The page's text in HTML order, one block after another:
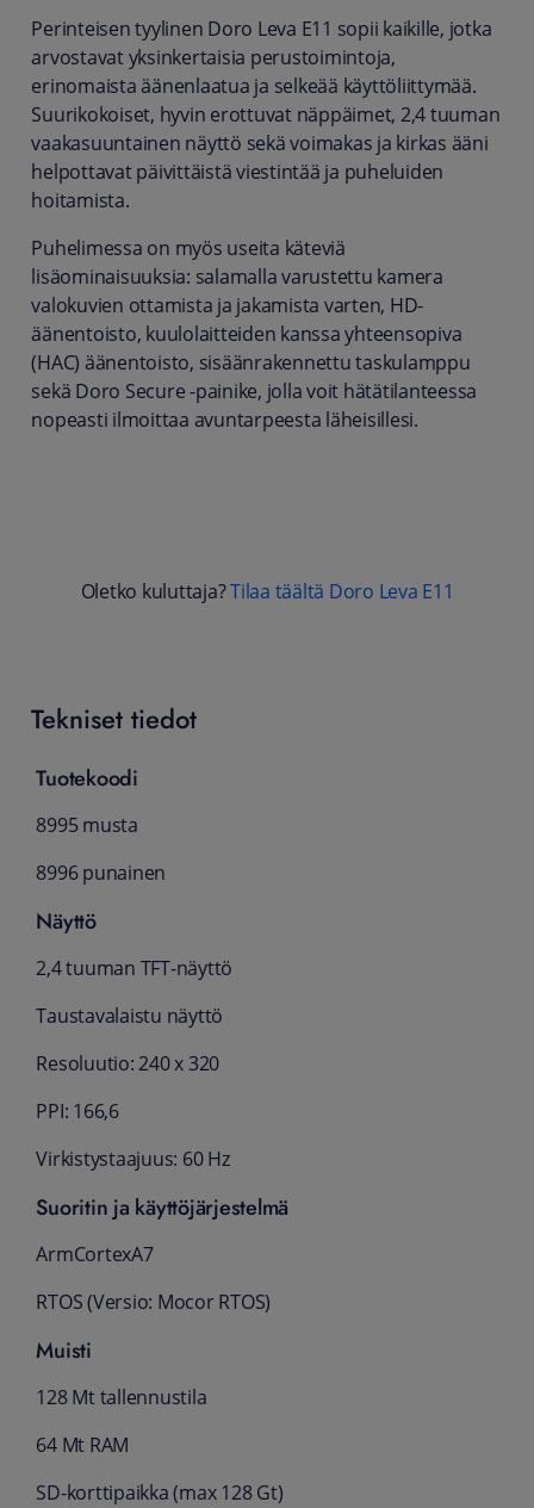
Perinteisen tyylinen Doro Leva E11 sopii kaikille, jotka
arvostavat yksinkertaisia perustoimintoja,
erinomaista äänenlaatua ja selkeää käyttöliittymää.
Suurikokoiset, hyvin erottuvat näppäimet, 2,4 tuuman
vaakasuuntainen näyttö sekä voimakas ja kirkas ääni
helpottavat päivittäistä viestintää ja puheluiden
hoitamista.
Puhelimessa on myös useita käteviä
lisäominaisuuksia: salamalla varustettu kamera
valokuvien ottamista ja jakamista varten, HD-
äänentoisto, kuulolaitteiden kanssa yhteensopiva
(HAC) äänentoisto, sisäänrakennettu taskulamppu
sekä Doro Secure -painike, jolla voit hätätilanteessa
nopeasti ilmoittaa avuntarpeesta läheisillesi.
Oletko kuluttaja?Tilaa täältä Doro Leva E11
Tekniset tiedot
Tuotekoodi
8995 musta
8996 punainen
Näyttö
2,4 tuuman TFT-näyttö
Taustavalaistu näyttö
Resoluutio: 240 x 320
PPI: 166,6
Virkistystaajuus: 60 Hz
Suoritin ja käyttöjärjestelmä
ArmCortexA7
RTOS (Versio: Mocor RTOS)
Muisti
128 Mt tallennustila
64 Mt RAM
SD-korttipaikka (max 128 Gt)